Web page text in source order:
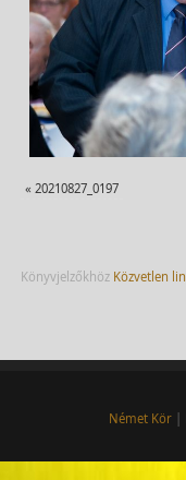
« 20210827_0197
Könyvjelzőkhöz Közvetlen
Német Kör|